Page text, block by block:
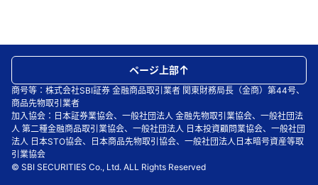
商号等：株式会社SBI証券 金融商品取引業者 関東財務局長（金商）第44号、
商品先物取引業者
加入協会：日本証券業協会、一般社団法人 金融先物取引業協会、一般社団法
人 第二種金融商品取引業協会、一般社団法人 日本投資顧問業協会、一般社団
法人 日本STO協会、日本商品先物取引協会、一般社団法人日本暗号資産等取
引業協会
© SBI SECURITIES Co., Ltd. ALL Rights Reserved
ページ上部